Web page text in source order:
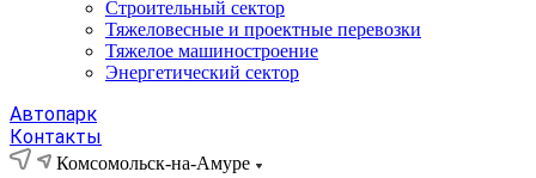
Строительный сектор
Тяжеловесные и проектные перевозки
Тяжелое машиностроение
Энергетический сектор
Автопарк
Контакты
Комсомольск-на-Амуре